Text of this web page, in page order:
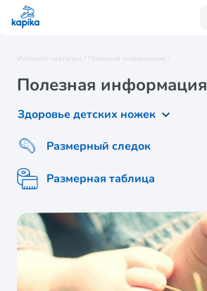
Интернет-магазин / Полезная информация /
Полезная информация
Здоровье детских ножек
Размерный следок
Размерная таблица